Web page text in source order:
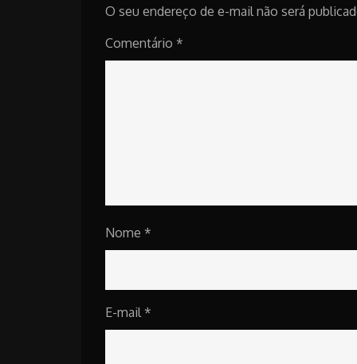
O seu endereço de e-mail não será
Comentário *
Nome *
E-mail *